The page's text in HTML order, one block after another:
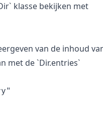
klasse bekijken met
van de inhoud
met de `Dir.entries`